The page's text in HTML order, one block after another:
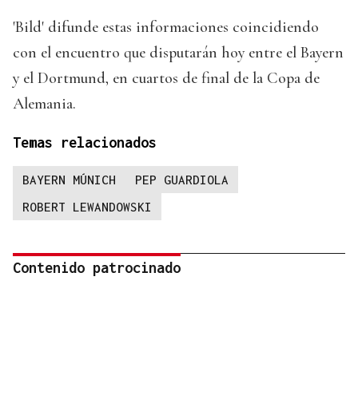
'Bild' difunde estas informaciones coincidiendo
con el encuentro que disputarán hoy entre el Bayern
y el Dortmund, en cuartos de final de la Copa de
Alemania.
Temas relacionados
BAYERN MÚNICH
PEP GUARDIOLA
ROBERT LEWANDOWSKI
Contenido patrocinado